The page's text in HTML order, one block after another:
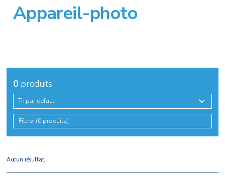
Appareil-photo
0produits
Tri par défaut
Filtrer (0 produits)
Aucun résultat.